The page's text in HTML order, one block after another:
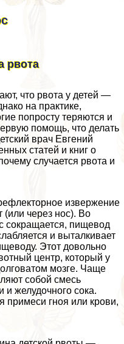
рвота
что рвота у детей —
на пpaктике,
попросту теряются и
помощь, что делать
врач Евгений
статей и книг о
случается рвота и
извержение
(или через нос). Во
сокращается, пищевод
и выталкивает
Этот довольно
центр, который у
мозге. Чаще
собой смесь
желудочного сока.
примеси гноя или крови,